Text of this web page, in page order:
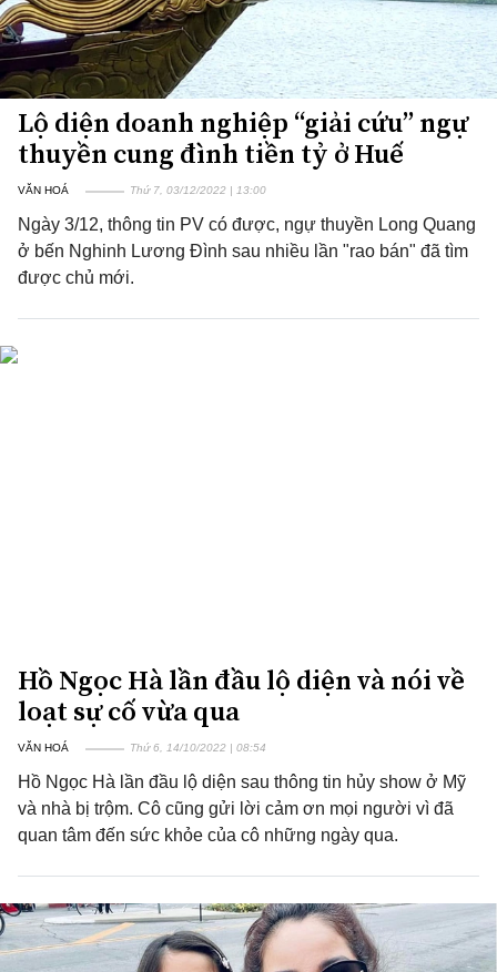
Lộ diện doanh nghiệp “giải cứu” ngự
thuyền cung đình tiền tỷ ở Huế
VĂN HOÁ Thứ 7, 03/12/2022 | 13:00
Ngày 3/12, thông tin PV có được, ngự thuyền Long Quang
ở bến Nghinh Lương Đình sau nhiều lần "rao bán" đã tìm
được chủ mới.
Hồ Ngọc Hà lần đầu lộ diện và nói về
loạt sự cố vừa qua
VĂN HOÁ Thứ 6, 14/10/2022 | 08:54
Hồ Ngọc Hà lần đầu lộ diện sau thông tin hủy show ở Mỹ
và nhà bị trộm. Cô cũng gửi lời cảm ơn mọi người vì đã
quan tâm đến sức khỏe của cô những ngày qua.